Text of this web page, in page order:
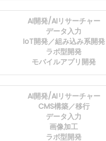
AI開発/AIリサーチャー
データ入力
IoT開発／組み込み系開発
ラボ型開発
モバイルアプリ開発
AI開発/AIリサーチャー
CMS構築／移行
データ入力
画像加工
ラボ型開発